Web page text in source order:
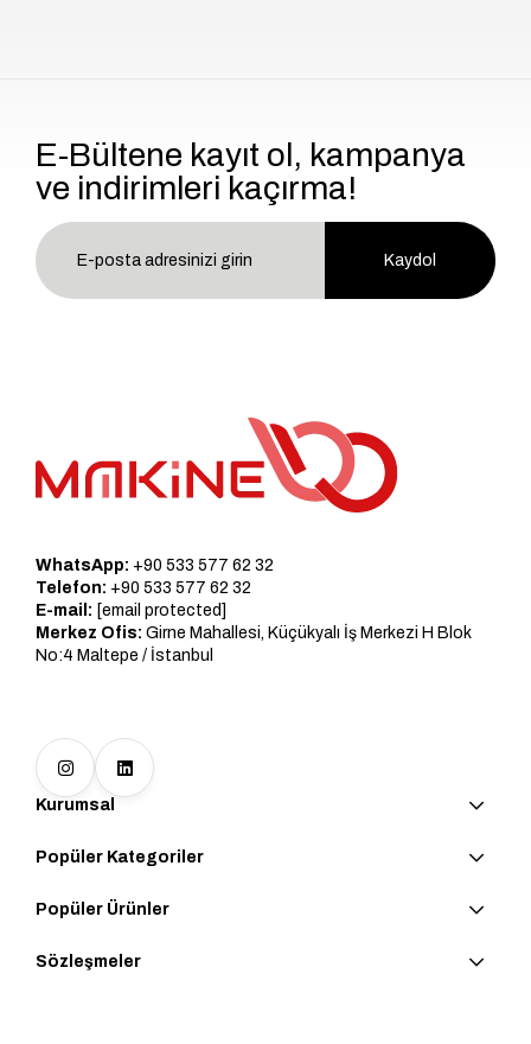
E-Bültene kayıt ol, kampanya
ve indirimleri kaçırma!
Kaydol
WhatsApp: +90 533 577 62 32
Telefon: +90 533 577 62 32
E-mail: [email protected]
Merkez Ofis: Girne Mahallesi, Küçükyalı İş Merkezi H Blok
No:4 Maltepe / İstanbul
Kurumsal
Popüler Kategoriler
Popüler Ürünler
Sözleşmeler